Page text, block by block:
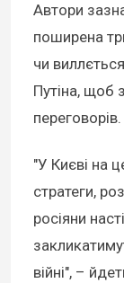
Автори
поширена
чи
Путіна, щоб
переговорів.
"У Києві на
стратеги,
росіяни
війні", –